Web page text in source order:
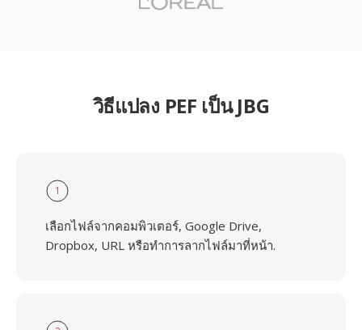
วิธีแปลง PEF เป็น JBG
1
เลือกไฟล์จากคอมพิวเตอร์, Google Drive,
Dropbox, URL หรือทำการลากไฟล์มาที่หน้า.